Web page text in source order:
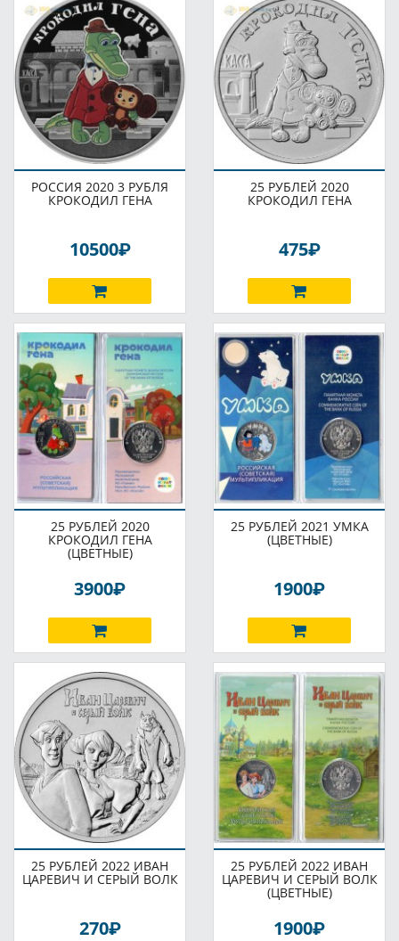
РОССИЯ 2020 3 РУБЛЯ
КРОКОДИЛ ГЕНА
10500P
25 РУБЛЕЙ 2020
КРОКОДИЛ ГЕНА
475P
25 РУБЛЕЙ 2020
КРОКОДИЛ ГЕНА
(ЦВЕТНЫЕ)
3900P
25 РУБЛЕЙ 2021 УМКА
(ЦВЕТНЫЕ)
1900P
25 РУБЛЕЙ 2022 ИВАН
ЦАРЕВИЧ И СЕРЫЙ ВОЛК
270P
25 РУБЛЕЙ 2022 ИВАН
ЦАРЕВИЧ И СЕРЫЙ ВОЛК
(ЦВЕТНЫЕ)
1900P